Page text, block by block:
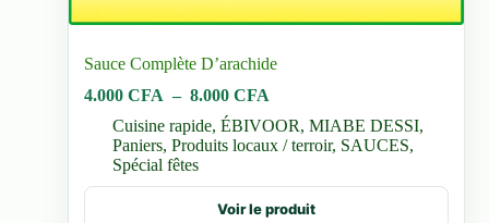
Sauce Complète D’arachide
4.000CFA – 8.000CFA
prix :
4.000 CFA
8.000 CFA
Cuisine rapide,ÉBIVOOR,MIABE DESSI,
Paniers,Produits locaux / terroir, SAUCES,
Spécial fêtes
Voir le produit
Ce